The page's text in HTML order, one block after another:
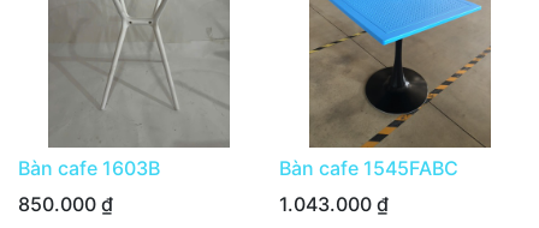
Bàn cafe 1603B
850.000 ₫
Bàn cafe 1545FABC
1.043.000₫